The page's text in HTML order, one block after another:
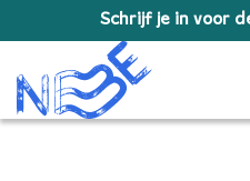
Schrijf je in voor